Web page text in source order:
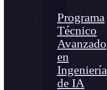
Programa
Técnico
Avanzado
en
Ingeniería
de IA